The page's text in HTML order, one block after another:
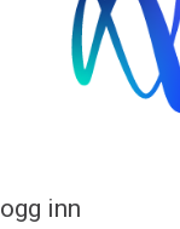
inn